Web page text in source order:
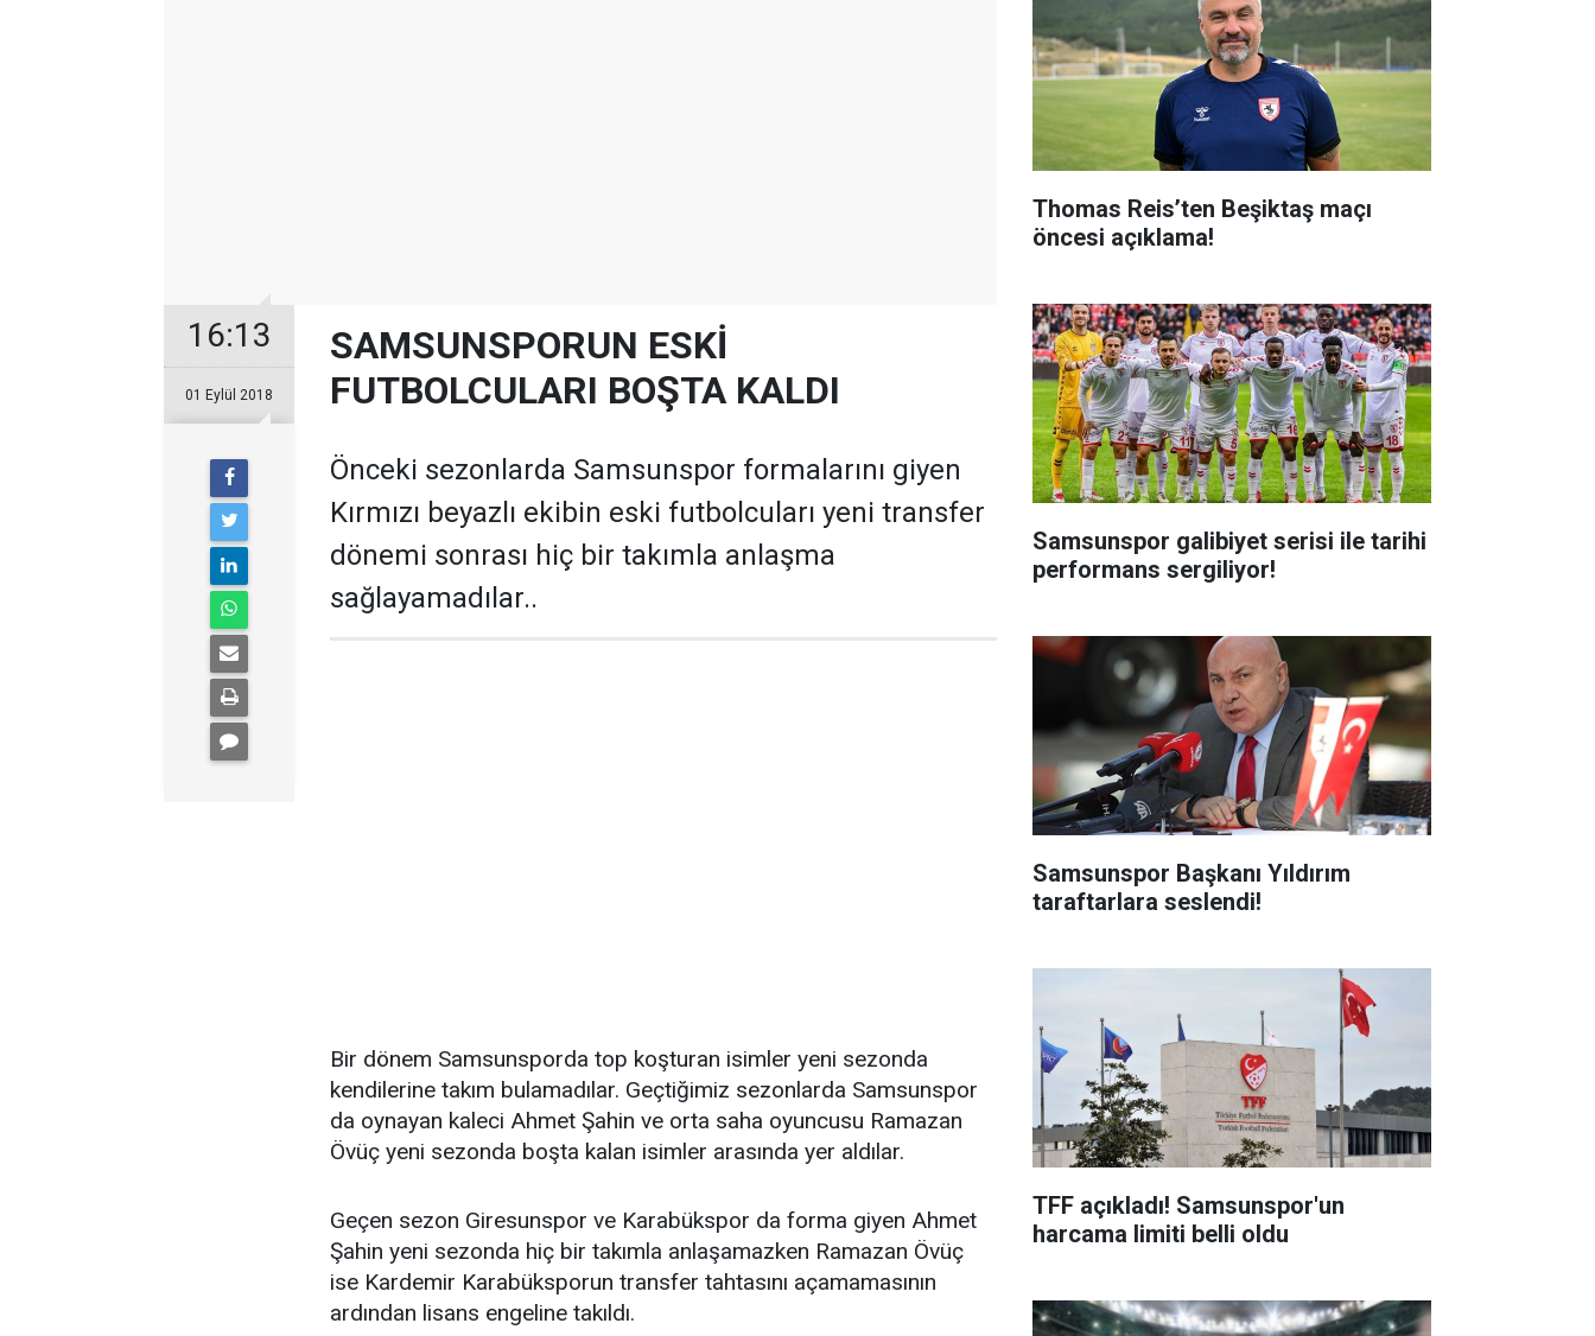
16:13
01 Eylül 2018
SAMSUNSPORUN ESKİ
FUTBOLCULARI BOŞTA KALDI
Önceki sezonlarda Samsunspor formalarını giyen
Kırmızı beyazlı ekibin eski futbolcuları yeni transfer
dönemi sonrası hiç bir takımla anlaşma
sağlayamadılar..
Bir dönem Samsunsporda top koşturan isimler yeni sezonda
kendilerine takım bulamadılar. Geçtiğimiz sezonlarda Samsunspor
da oynayan kaleci Ahmet Şahin ve orta saha oyuncusu Ramazan
Övüç yeni sezonda boşta kalan isimler arasında yer aldılar.
Geçen sezon Giresunspor ve Karabükspor da forma giyen Ahmet
Şahin yeni sezonda hiç bir takımla anlaşamazken Ramazan Övüç
ise Kardemir Karabüksporun transfer tahtasını açamamasının
ardından lisans engeline takıldı.
Thomas Reis’ten Beşiktaş maçı
öncesi açıklama!
Samsunspor galibiyet serisi ile tarihi
performans sergiliyor!
Samsunspor Başkanı Yıldırım
taraftarlara seslendi!
TFF açıkladı! Samsunspor'un
harcama limiti belli oldu